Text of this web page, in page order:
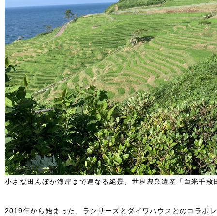
小さな田んぼが海岸まで連なる絶景、世界農業遺産「白米千枚
2019年から始まった、ランサーズとダイワハウスとのコラボ